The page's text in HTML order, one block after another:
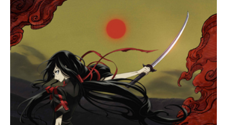
2.5次元 無料マンガ
最新記事一覧
アニメ記事一覧 声優記事一覧
アニメ映画一覧 実写化映画一覧
今期アニメ曜日別一覧
春アニメ 夏アニメ